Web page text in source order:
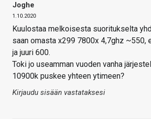
Joghe
1.10.2020
Kuulostaa melkoisesta suoritukselta
saan omasta x299 7800x 4,7ghz ~550,
ja juuri 600.
Toki jo useamman vuoden vanha
10900k puskee yhteen ytimeen?
Kirjaudu sisään vastataksesi